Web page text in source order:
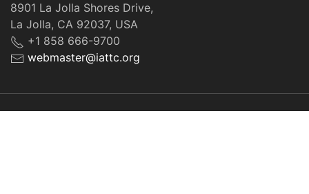
8901 La Jolla Shores Drive,
La Jolla, CA 92037, USA
+1 858 666-9700
webmaster@iattc.org
© IATTC, 2022-2026